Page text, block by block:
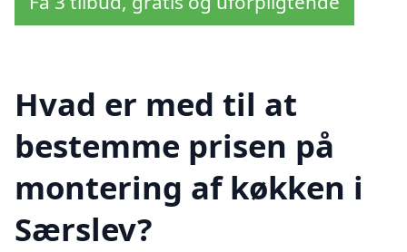
Hvad er med til at
bestemme prisen på
montering af køkken i
Særslev?